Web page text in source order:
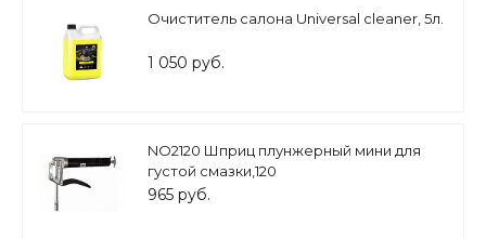
Очиститель салона Universal cleaner, 5л.
1 050 руб.
NO2120 Шприц плунжерный мини для
густой смазки,120
965 руб.